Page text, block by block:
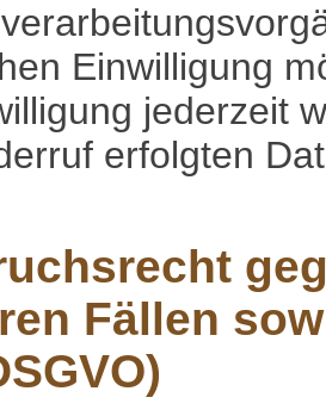
Einwilligung
jederzeit
erfolgten
Fällen